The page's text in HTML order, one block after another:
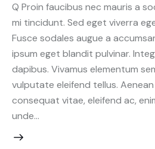
Q Proin faucibus nec mauris a
mi tincidunt. Sed eget viverra
Fusce sodales augue a
ipsum eget blandit pulvinar.
dapibus. Vivamus elementum
vulputate eleifend tellus.
consequat vitae, eleifend ac,
unde…